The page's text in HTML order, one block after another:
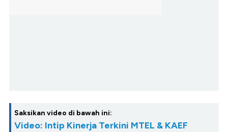
Saksikan video di bawah ini:
Video: Intip Kinerja Terkini MTEL & KAEF